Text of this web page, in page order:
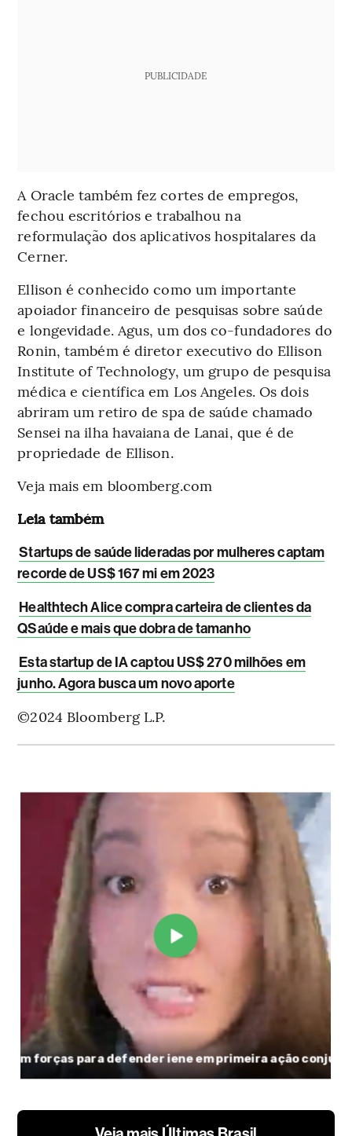
PUBLICIDADE
A Oracle também fez cortes de empregos,
fechou escritórios e trabalhou na
reformulação dos aplicativos hospitalares da
Cerner.
Ellison é conhecido como um importante
apoiador financeiro de pesquisas sobre saúde
e longevidade. Agus, um dos co-fundadores do
Ronin, também é diretor executivo do Ellison
Institute of Technology, um grupo de pesquisa
médica e científica em Los Angeles. Os dois
abriram um retiro de spa de saúde chamado
Sensei na ilha havaiana de Lanai, que é de
propriedade de Ellison.
Veja mais em bloomberg.com
Leia também
Startups de saúde lideradas por mulheres captam
recorde de US$ 167 mi em 2023
Healthtech Alice compra carteira de clientes da
QSaúde e mais que dobra de tamanho
Esta startup de IA captou US$ 270 milhões em
junho. Agora busca um novo aporte
©2024 Bloomberg L.P.